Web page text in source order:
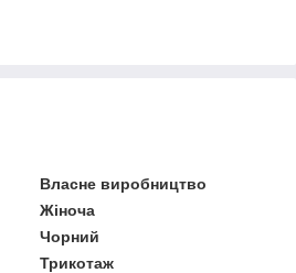
Власне виробництво
Жіноча
Чорний
Трикотаж